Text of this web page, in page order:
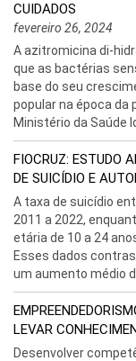
CUIDADOS
fevereiro 26, 2024
A azitromicina di-
que as bactérias
base do seu
popular na época da
Ministério da Saúde
FIOCRUZ: ESTUDO
DE SUICÍDIO E
A taxa de suicídio
2011 a 2022,
etária de 10 a 24
Esses dados
um aumento médio
LEVAR
Desenvolver